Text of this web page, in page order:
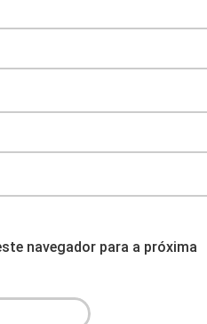
navegador para a próxima